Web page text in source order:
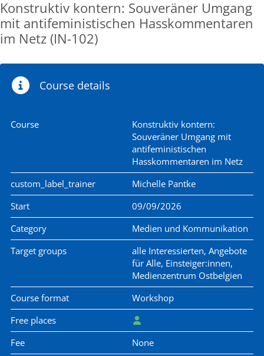
Konstruktiv kontern: Souveräner Umgang
mit antifeministischen Hasskommentaren
im Netz (IN-102)
Course details
Course
Konstruktiv kontern:
Souveräner Umgang mit
antifeministischen
Hasskommentaren im Netz
custom_label_trainer
Michelle Pantke
Start
09/09/2026
Category
Medien und Kommunikation
Target groups
alle Interessierten, Angebote
für Alle, Einsteiger:innen,
Medienzentrum Ostbelgien
Course format
Workshop
Free places
Fee
None